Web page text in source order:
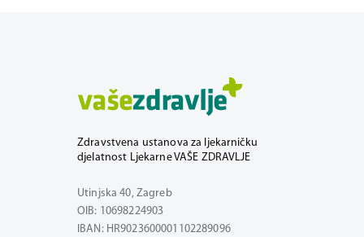
Zdravstvena ustanova za ljekarničku
djelatnost Ljekarne VAŠE ZDRAVLJE
Utinjska 40, Zagreb
OIB: 10698224903
IBAN: HR9023600001102289096